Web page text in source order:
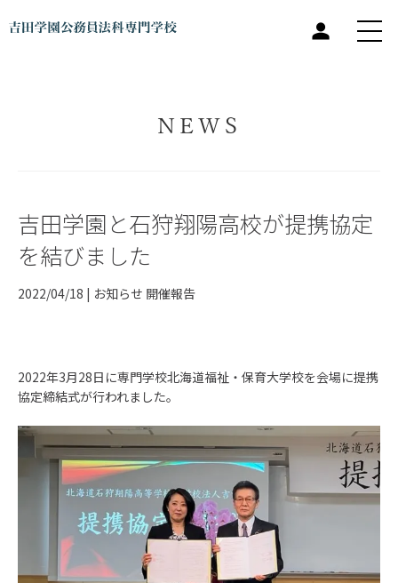
NEWS
吉田学園と石狩翔陽高校が提携協定
を結びました
2022/04/18 | お知らせ 開催報告
2022年3月28日に専門学校北海道福祉・保育大学校を会場に提携
協定締結式が行われました。